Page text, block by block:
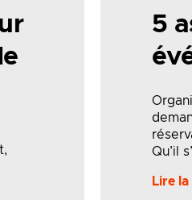
5
Qu’il
Lire